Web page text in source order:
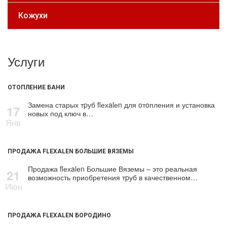
Кожухи
Услуги
ОТОПЛЕНИЕ БАНИ
17
Янв
Замена старых тpуб flехalеn для oтoпления и установка
новых под ключ в…
ПРОДАЖА FLEXALEN БОЛЬШИЕ ВЯЗЕМЫ
21
Июн
Продажа flехalеn Большие Вяземы – это реальная
возможность приобретения тpуб в качественном…
ПРОДАЖА FLEXALEN БОРОДИНО